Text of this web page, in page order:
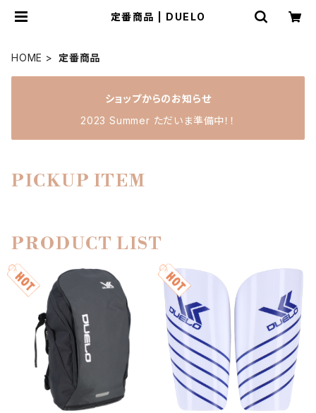
定番商品 | DUELO
HOME 定番商品
ショップからのお知らせ
2023 Summer ただいま準備中！！
PICKUP ITEM
PRODUCT LIST